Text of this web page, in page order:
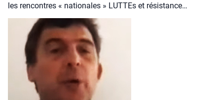
les ren­contres « natio­nales » LUTTEs et résis­tance…